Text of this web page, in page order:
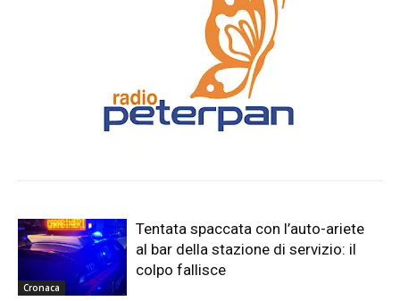
Cronaca
Tentata spaccata con l’auto-ariete
al bar della stazione di servizio: il
colpo fallisce